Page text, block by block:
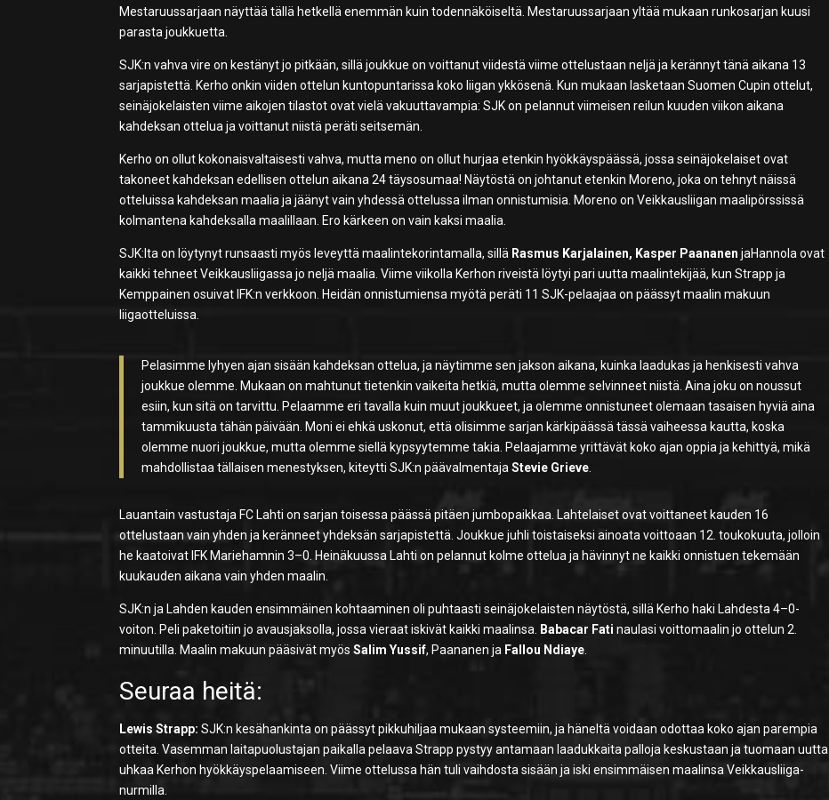
Mestaruussarjaan näyttää tällä hetkellä enemmän kuin todennäköiseltä. Mestaruussarjaan yltää mukaan runkosarjan kuusi
parasta joukkuetta.
SJK:n vahva vire on kestänyt jo pitkään, sillä joukkue on voittanut viidestä viime ottelustaan neljä ja kerännyt tänä aikana 13
sarjapistettä. Kerho onkin viiden ottelun kuntopuntarissa koko liigan ykkösenä. Kun mukaan lasketaan Suomen Cupin ottelut,
seinäjokelaisten viime aikojen tilastot ovat vielä vakuuttavampia: SJK on pelannut viimeisen reilun kuuden viikon aikana
kahdeksan ottelua ja voittanut niistä peräti seitsemän.
Kerho on ollut kokonaisvaltaisesti vahva, mutta meno on ollut hurjaa etenkin hyökkäyspäässä, jossa seinäjokelaiset ovat
takoneet kahdeksan edellisen ottelun aikana 24 täysosumaa! Näytöstä on johtanut etenkin Moreno, joka on tehnyt näissä
otteluissa kahdeksan maalia ja jäänyt vain yhdessä ottelussa ilman onnistumisia. Moreno on Veikkausliigan maalipörssissä
kolmantena kahdeksalla maalillaan. Ero kärkeen on vain kaksi maalia.
SJK:lta on löytynyt runsaasti myös leveyttä maalintekorintamalla, sillä Rasmus Karjalainen, Kasper PaananenjaHannolaovat
kaikki tehneet Veikkausliigassa jo neljä maalia. Viime viikolla Kerhon riveistä löytyi pari uutta maalintekijää, kun Strapp ja
Kemppainen osuivat IFK:n verkkoon. Heidän onnistumiensa myötä peräti 11 SJK-pelaajaa on päässyt maalin makuun
liigaotteluissa.
Pelasimme lyhyen ajan sisään kahdeksan ottelua, ja näytimme sen jakson aikana, kuinka laadukas ja henkisesti vahva
joukkue olemme. Mukaan on mahtunut tietenkin vaikeita hetkiä, mutta olemme selvinneet niistä. Aina joku on noussut
esiin, kun sitä on tarvittu. Pelaamme eri tavalla kuin muut joukkueet, ja olemme onnistuneet olemaan tasaisen hyviä aina
tammikuusta tähän päivään. Moni ei ehkä uskonut, että olisimme sarjan kärkipäässä tässä vaiheessa kautta, koska
olemme nuori joukkue, mutta olemme siellä kypsyytemme takia. Pelaajamme yrittävät koko ajan oppia ja kehittyä, mikä
mahdollistaa tällaisen menestyksen, kiteytti SJK:n päävalmentajaStevie Grieve.
Lauantain vastustaja FC Lahti on sarjan toisessa päässä pitäen jumbopaikkaa. Lahtelaiset ovat voittaneet kauden 16
ottelustaan vain yhden ja keränneet yhdeksän sarjapistettä. Joukkue juhli toistaiseksi ainoata voittoaan 12. toukokuuta, jolloin
he kaatoivat IFK Mariehamnin 3–0. Heinäkuussa Lahti on pelannut kolme ottelua ja hävinnyt ne kaikki onnistuen tekemään
kuukauden aikana vain yhden maalin.
SJK:n ja Lahden kauden ensimmäinen kohtaaminen oli puhtaasti seinäjokelaisten näytöstä, sillä Kerho haki Lahdesta 4–0-
voiton. Peli paketoitiin jo avausjaksolla, jossa vieraat iskivät kaikki maalinsa. Babacar Fatinaulasi voittomaalin jo ottelun 2.
minuutilla. Maalin makuun pääsivät myösSalim Yussif, Paananen ja Fallou Ndiaye.
Seuraa heitä:
Lewis Strapp: SJK:n kesähankinta on päässyt pikkuhiljaa mukaan systeemiin, ja häneltä voidaan odottaa koko ajan parempia
otteita. Vasemman laitapuolustajan paikalla pelaava Strapp pystyy antamaan laadukkaita palloja keskustaan ja tuomaan uutta
uhkaa Kerhon hyökkäyspelaamiseen. Viime ottelussa hän tuli vaihdosta sisään ja iski ensimmäisen maalinsa Veikkausliiga-
nurmilla.